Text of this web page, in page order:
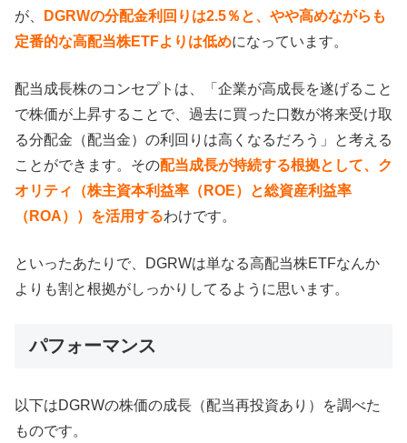
が、
DGRWの分配金利回りは2.5％と、やや高めながらも
定番的な高配当株ETFよりは低めになっています。
配当成長株のコンセプトは、「企業が高成長を遂げること
で株価が上昇することで、過去に買った口数が将来受け取
る分配金（配当金）の利回りは高くなるだろう」と考える
ことができます。その配当成長が持続する根拠として、ク
オリティ（株主資本利益率（ROE）と総資産利益率
（ROA））を活用するわけです。
といったあたりで、DGRWは単なる高配当株ETFなんか
よりも割と根拠がしっかりしてるように思います。
パフォーマンス
以下はDGRWの株価の成長（配当再投資あり）を調べた
ものです。